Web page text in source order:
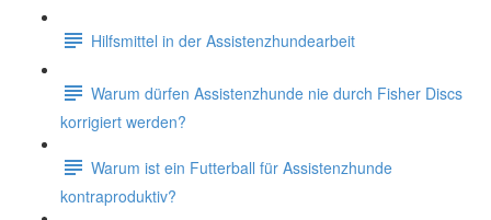
Hilfsmittel in der Assistenzhundearbeit
Warum dürfen Assistenzhunde nie durch Fisher Discs
korrigiert werden?
Warum ist ein Futterball für Assistenzhunde
kontraproduktiv?